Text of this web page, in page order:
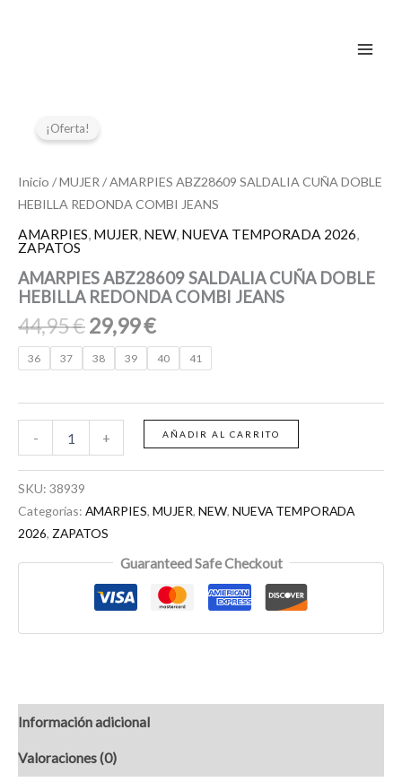
¡Oferta!
Inicio /MUJER / AMARPIES ABZ28609 SALDALIA CUÑA DOBLE
HEBILLA REDONDA COMBI JEANS
AMARPIES, MUJER, NEW, NUEVA TEMPORADA 2026,
ZAPATOS
AMARPIES ABZ28609 SALDALIA CUÑA DOBLE
HEBILLA REDONDA COMBI JEANS
44,95€
era:
44,95 €.
29,99€
es:
29,99 €.
36 37 38 39 40 41
-
ABZ28609
SALDALIA
DOBLE
REDONDA
COMBI
JEANS
+ AÑADIR AL CARRITO
SKU: 38939
Categorías: AMARPIES, MUJER, NEW, NUEVA TEMPORADA
2026, ZAPATOS
Guaranteed Safe Checkout
Información adicional
Valoraciones (0)